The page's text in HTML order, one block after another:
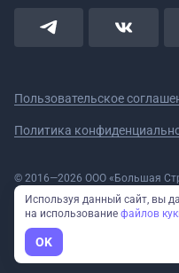
Пользовательское
Политика
© 2016—2026 ООО «Большая
5908078160/590801001 ОГРН
Номер в реестре
11.10.2018)
Полное или частичное
только с указанием активной
Используя данный сайт, вы
на использование файлов
OK